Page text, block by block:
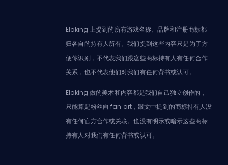
Eloking 上提到的所有游戏名称、品牌和注册商标都
归各自的持有人所有。我们提到这些内容只是为了方
便你识别，不代表我们跟这些商标持有人有任何合作
关系，也不代表他们对我们有任何背书或认可。
Eloking 做的美术和内容都是我们自己独立创作的，
只能算是粉丝向 fan art，跟文中提到的商标持有人没
有任何官方合作或关联。也没有明示或暗示这些商标
持有人对我们有任何背书或认可。